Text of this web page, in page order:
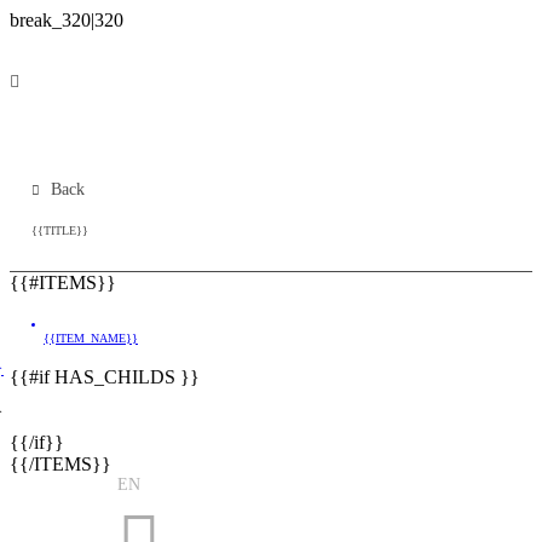
Back
{{TITLE}}
{{#ITEMS}}
{{ITEM_NAME}}
{{#if HAS_CHILDS }}
{{/if}}
{{/ITEMS}}
EN